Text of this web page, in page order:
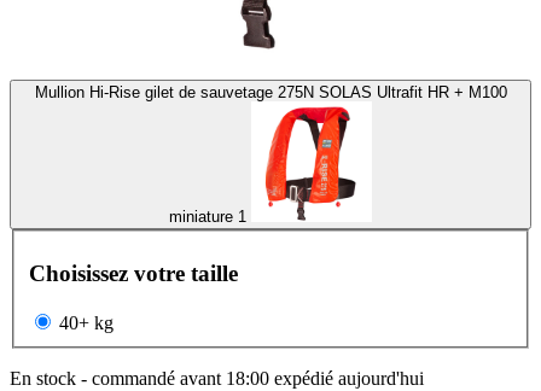
Mullion Hi-Rise gilet de sauvetage 275N SOLAS Ultrafit HR + M100
miniature 1
Choisissez votre taille
40+ kg
En stock - commandé avant 18:00 expédié aujourd'hui